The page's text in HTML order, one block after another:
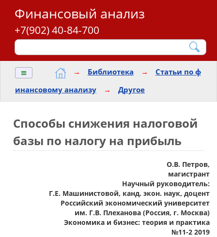
Финансовый анализ
+7(902) 40-84-700
≡ → Библиотека →
Статьи по ф
инансовому анализу
→ Другое
Способы снижения налоговой
базы по налогу на прибыль
О.В. Петров,
магистрант
Научный руководитель:
Г.Е. Машинистовой, канд. экон. наук, доцент
Российский экономический университет
им. Г.В. Плеханова (Россия, г. Москва)
Экономика и бизнес: теория и практика
№11-2 2019